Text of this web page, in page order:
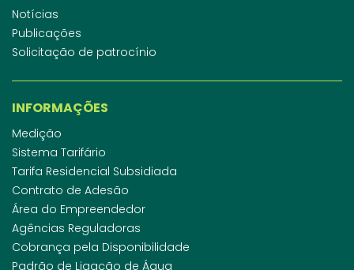
Notícias
Publicações
Solicitação de patrocínio
INFORMAÇÕES
Medição
Sistema Tarifário
Tarifa Residencial Subsidiada
Contrato de Adesão
Área do Empreendedor
Agências Reguladoras
Cobrança pela Disponibilidade
Padrão de Ligação de Água